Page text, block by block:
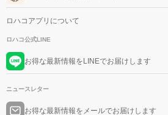
ロハコアプリについて
ロハコ公式LINE
お得な最新情報をLINEでお届けします
ニュースレター
お得な最新情報をメールでお届けします